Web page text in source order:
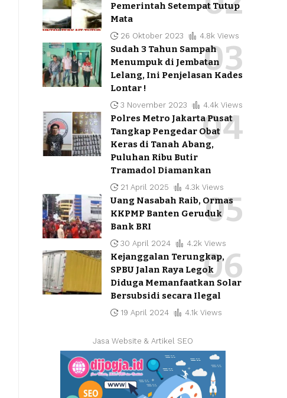
Pemerintah Setempat Tutup
Mata
26 Oktober 2023 4.8k Views
Sudah 3 Tahun Sampah
Menumpuk di Jembatan
Lelang, Ini Penjelasan Kades
Lontar !
3 November 2023 4.4k Views
Polres Metro Jakarta Pusat
Tangkap Pengedar Obat
Keras di Tanah Abang,
Puluhan Ribu Butir
Tramadol Diamankan
21 April 2025 4.3k Views
Uang Nasabah Raib, Ormas
KKPMP Banten Geruduk
Bank BRI
30 April 2024 4.2k Views
Kejanggalan Terungkap,
SPBU Jalan Raya Legok
Diduga Memanfaatkan Solar
Bersubsidi secara Ilegal
19 April 2024 4.1k Views
Jasa Website & Artikel SEO